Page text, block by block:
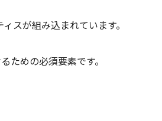
スが組み込まれています。
ための必須要素です。